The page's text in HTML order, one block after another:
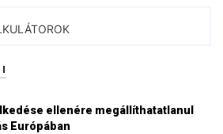
ellenére megállíthatatlanul
Európában